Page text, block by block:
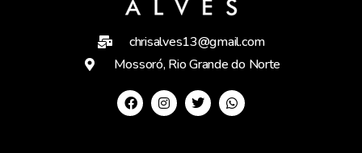
chrisalves13@gmail.com
Mossoró, Rio Grande do Norte